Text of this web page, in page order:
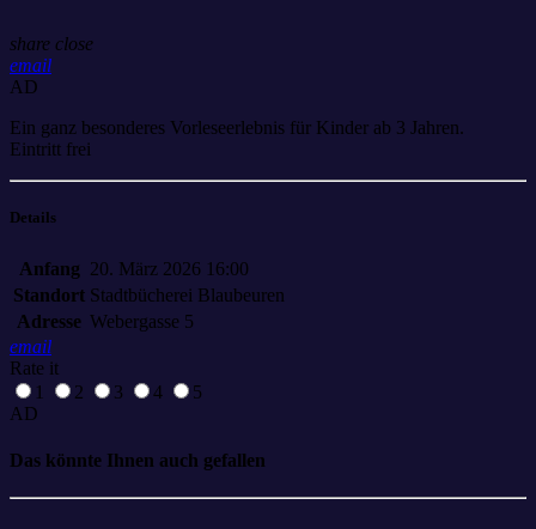
share close
email
AD
Ein ganz besonderes Vorleseerlebnis für Kinder ab 3 Jahren.
Eintritt frei
Details
Anfang 20. März 2026 16:00
Standort Stadtbücherei Blaubeuren
Adresse Webergasse 5
email
Rate it
1
2 3 4
5
AD
Das könnte Ihnen auch gefallen